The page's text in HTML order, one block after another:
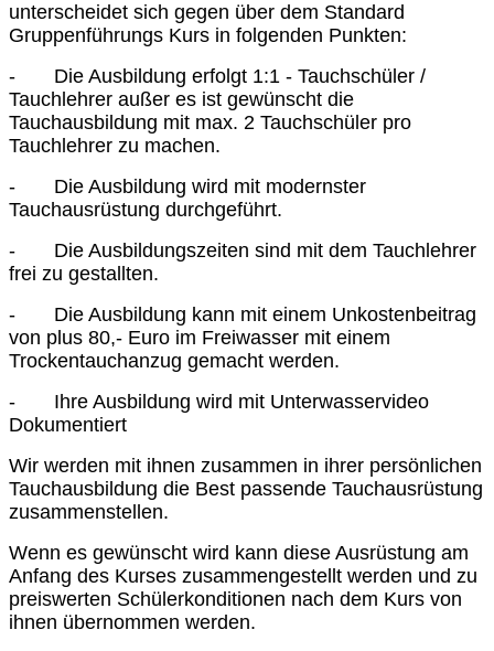
unterscheidet sich gegen über dem Standard
Gruppenführungs Kurs in folgenden Punkten:
- Die Ausbildung erfolgt 1:1 - Tauchschüler /
Tauchlehrer außer es ist gewünscht die
Tauchausbildung mit max. 2 Tauchschüler pro
Tauchlehrer zu machen.
- Die Ausbildung wird mit modernster
Tauchausrüstung durchgeführt.
- Die Ausbildungszeiten sind mit dem Tauchlehrer
frei zu gestallten.
- Die Ausbildung kann mit einem Unkostenbeitrag
von plus 80,- Euro im Freiwasser mit einem
Trockentauchanzug gemacht werden.
- Ihre Ausbildung wird mit Unterwasservideo
Dokumentiert
Wir werden mit ihnen zusammen in ihrer persönlichen
Tauchausbildung die Best passende Tauchausrüstung
zusammenstellen.
Wenn es gewünscht wird kann diese Ausrüstung am
Anfang des Kurses zusammengestellt werden und zu
preiswerten Schülerkonditionen nach dem Kurs von
ihnen übernommen werden.